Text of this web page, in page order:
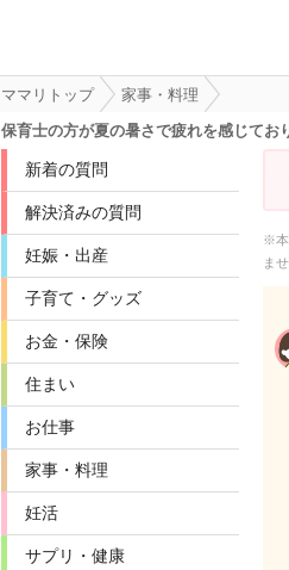
ママリトップ
家事・料理
保育士の方が夏の暑さで疲れを感じてお
新着の質問
解決済みの質問
妊娠・出産
子育て・グッズ
お金・保険
住まい
お仕事
家事・料理
妊活
サプリ・健康
※本
ま